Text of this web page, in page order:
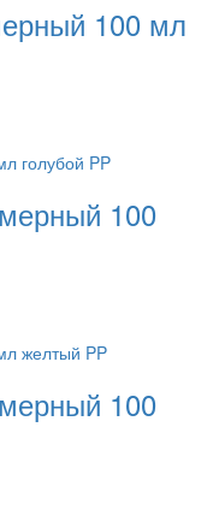
100 мл
100
100